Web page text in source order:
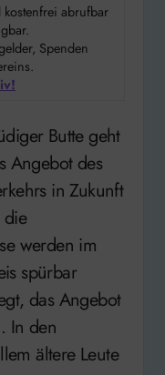
kostenfrei abrufbar
Spenden
Angebot des
in Zukunft
werden im
spürbar
das Angebot
In den
ältere Leute